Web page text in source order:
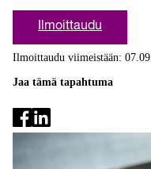
Ilmoittaudu
Ilmoittaudu viimeistään: 07.09.
Jaa tämä tapahtuma